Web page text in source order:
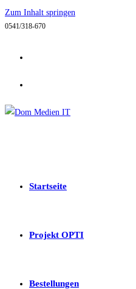
Zum Inhalt springen
0541/318-670
Startseite
Projekt OPTI
Bestellungen